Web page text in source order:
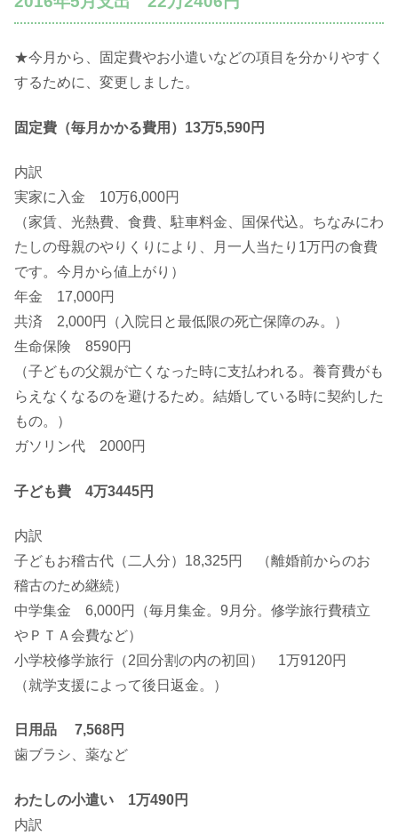
★今月から、固定費やお小遣いなどの項目を分かりやすく
するために、変更しました。
固定費（毎月かかる費用）13万5,590円
内訳
実家に入金 10万6,000円
（家賃、光熱費、食費、駐車料金、国保代込。ちなみにわ
たしの母親のやりくりにより、月一人当たり1万円の食費
です。今月から値上がり）
年金 17,000円
共済 2,000円（入院日と最低限の死亡保障のみ。）
生命保険 8590円
（子どもの父親が亡くなった時に支払われる。養育費がも
らえなくなるのを避けるため。結婚している時に契約した
もの。）
ガソリン代 2000円
子ども費 4万3445円
内訳
子どもお稽古代（二人分）18,325円 （離婚前からのお
稽古のため継続）
中学集金 6,000円（毎月集金。9月分。修学旅行費積立
やＰＴＡ会費など）
小学校修学旅行（2回分割の内の初回） 1万9120円
（就学支援によって後日返金。）
日用品 7,568円
歯ブラシ、薬など
わたしの小遣い 1万490円
内訳